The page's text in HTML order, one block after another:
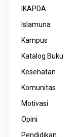
IKAPDA
Islamuna
Kampus
Katalog Buku
Kesehatan
Komunitas
Motivasi
Opini
Pendidikan